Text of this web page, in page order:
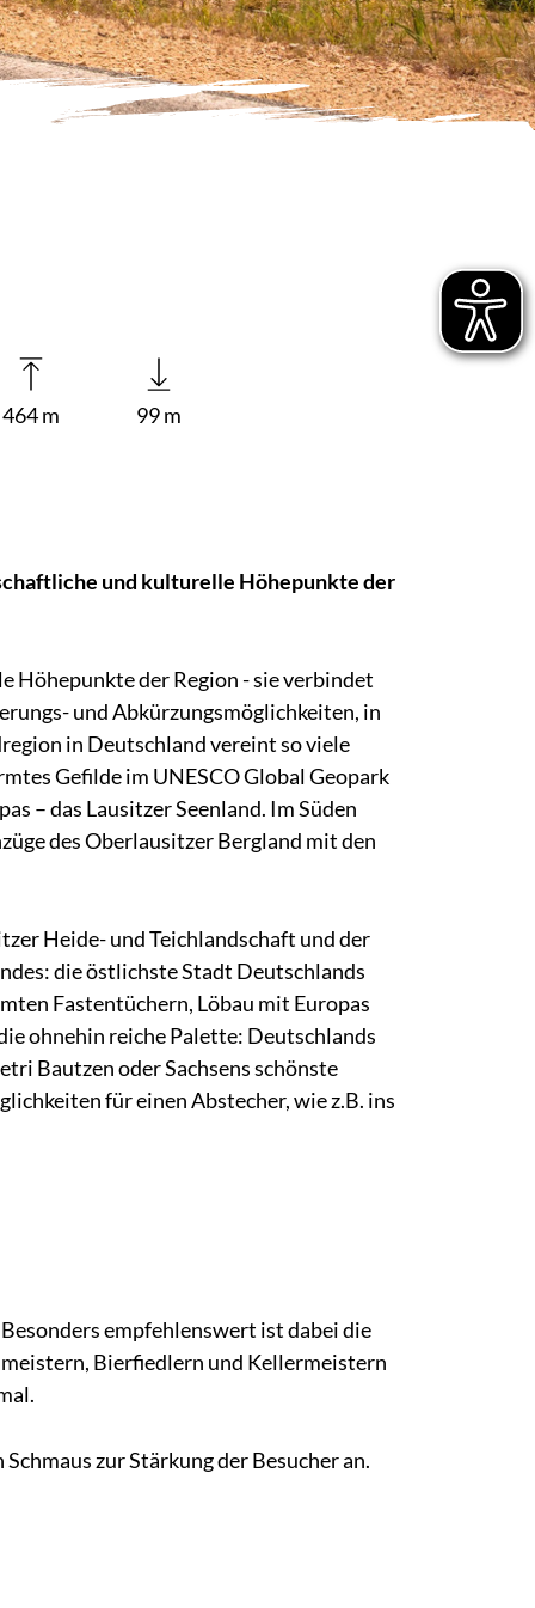
464 m 99 m
und kulturelle Höhepunkte der
Höhepunkte der Region - sie verbindet
und Abkürzungsmöglichkeiten, in
in Deutschland vereint so viele
Gefilde im UNESCO Global Geopark
– das Lausitzer Seenland. Im Süden
des Oberlausitzer Bergland mit den
Heide- und Teichlandschaft und der
die östlichste Stadt Deutschlands
Fastentüchern, Löbau mit Europas
ohnehin reiche Palette: Deutschlands
Bautzen oder Sachsens schönste
für einen Abstecher, wie z.B. ins
empfehlenswert ist dabei die
Bierfiedlern und Kellermeistern
zur Stärkung der Besucher an.